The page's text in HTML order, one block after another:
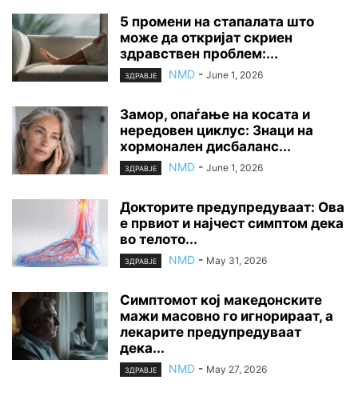
5 промени на стапалата што
може да откријат скриен
здравствен проблем:...
ЗДРАВЈЕ NMD - June 1, 2026
Замор, опаѓање на косата и
нередовен циклус: Знаци на
хормонален дисбаланс...
ЗДРАВЈЕ NMD - June 1, 2026
Докторите предупредуваат: Ова
е првиот и најчест симптом дека
во телото...
ЗДРАВЈЕ NMD - May 31, 2026
Симптомот кој македонските
мажи масовно го игнорираат, а
лекарите предупредуваат
дека...
ЗДРАВЈЕ NMD - May 27, 2026